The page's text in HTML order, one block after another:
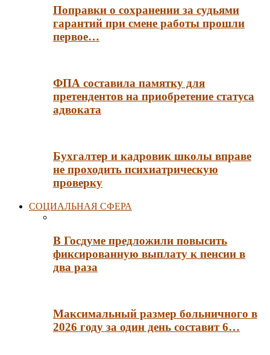
Поправки о сохранении за судьями
гарантий при смене работы прошли
первое…
ФПА составила памятку для
претендентов на приобретение статуса
адвоката
Бухгалтер и кадровик школы вправе
не проходить психиатрическую
проверку
СОЦИАЛЬНАЯ СФЕРА
В Госдуме предложили повысить
фиксированную выплату к пенсии в
два раза
Максимальный размер больничного в
2026 году за один день составит 6…